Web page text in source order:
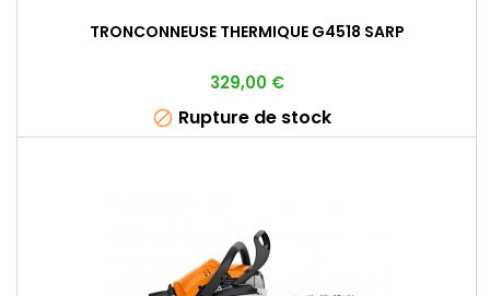
TRONCONNEUSE THERMIQUE G4518 SARP
Prix
329,00 €
 Rupture de stock